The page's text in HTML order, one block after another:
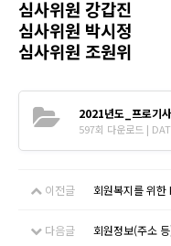
심사위원 강갑진
심사위원 박시정
심사위원 조원위
2021년도_프로기
597회 다운로드 |
이전글 회원복지를 위한
다음글
회원정보(주소